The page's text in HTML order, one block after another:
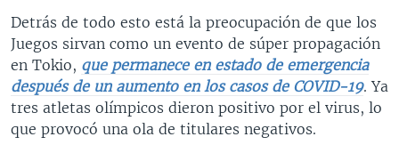
Detrás de todo esto está la preocupación de que los
Juegos sirvan como un evento de súper propagación
en Tokio, que permanece en estado de emergencia
después de un aumento en los casos de COVID-19. Ya
tres atletas olímpicos dieron positivo por el virus, lo
que provocó una ola de titulares negativos.